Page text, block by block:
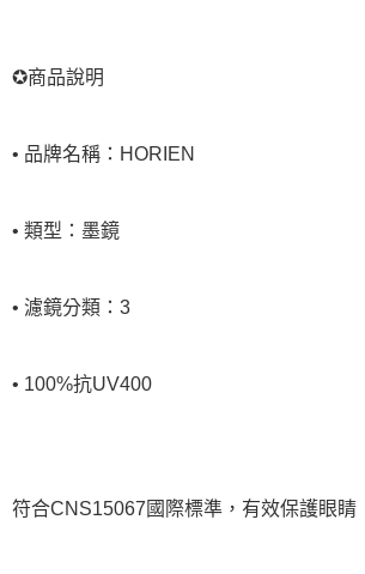
✪商品說明
• 品牌名稱：HORIEN
• 類型：墨鏡
• 濾鏡分類：3
• 100%抗UV400
符合CNS15067國際標準，有效保護眼睛